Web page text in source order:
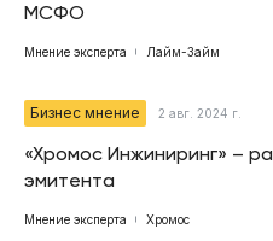
МСФО
Мнение эксперта Лайм-Займ
Бизнес мнение 2 авг. 2024 г.
«Хромос Инжиниринг» –
эмитента
Мнение эксперта Хромос